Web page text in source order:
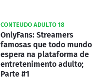
CONTEUDO ADULTO 18
OnlyFans: Streamers
famosas que todo mundo
espera na plataforma de
entretenimento adulto;
Parte #1